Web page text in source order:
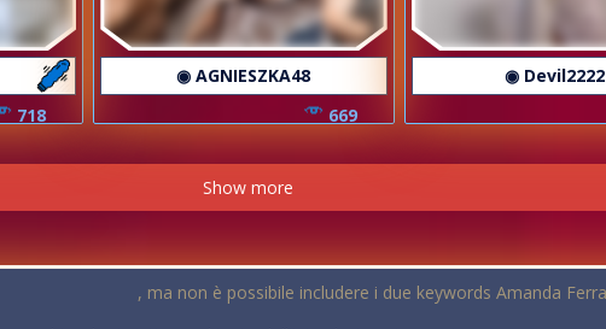
718
◉ AGNIESZKA48
669
◉ Devil2222
Show more
, ma non è possibile includere i due keywords Amanda